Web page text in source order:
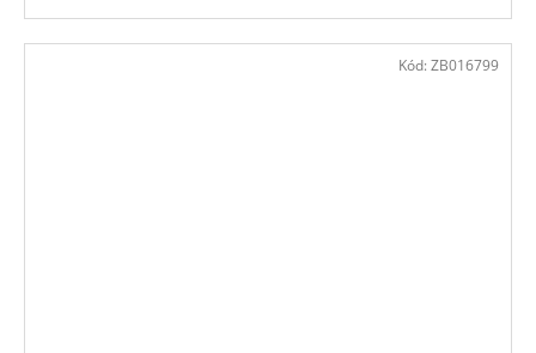
Kód: ZB016799